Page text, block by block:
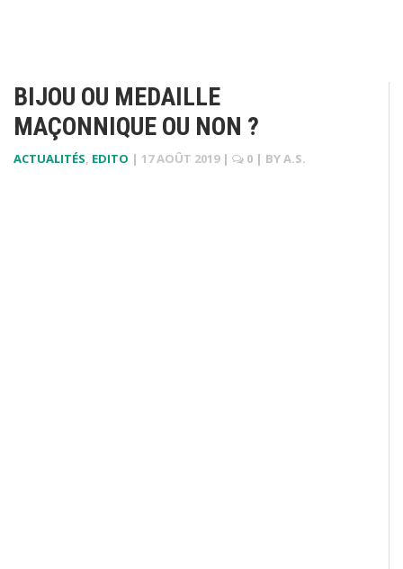
BIJOU OU MEDAILLE
MAÇONNIQUE OU NON ?
ACTUALITÉS, EDITO | 17 AOÛT 2019 | 0 | BYA.S.